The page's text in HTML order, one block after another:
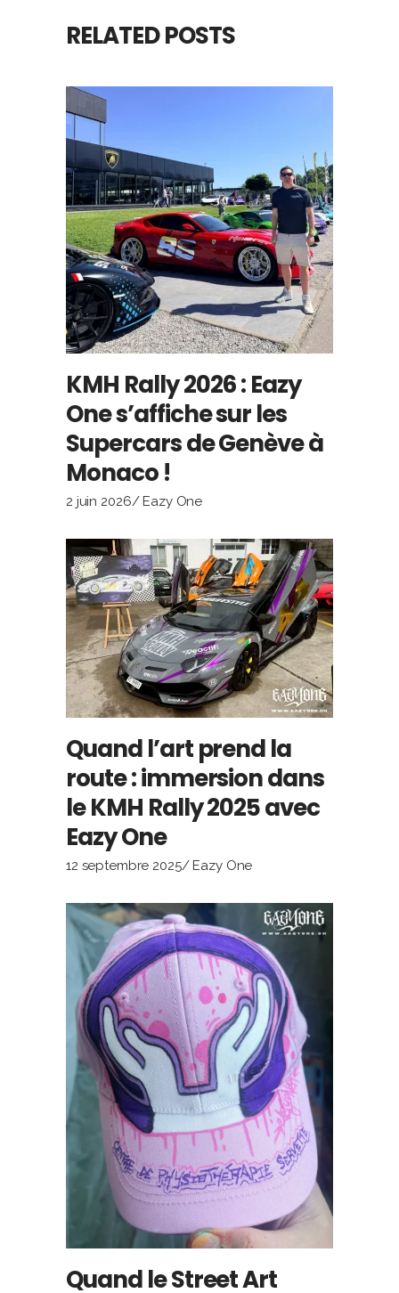
RELATED POSTS
KMH Rally 2026 : Eazy
One s’affiche sur les
Supercars de Genève à
Monaco !
2 juin 2026 Eazy One
Quand l’art prend la
route : immersion dans
le KMH Rally 2025 avec
Eazy One
12 septembre 2025 Eazy One
Quand le Street Art